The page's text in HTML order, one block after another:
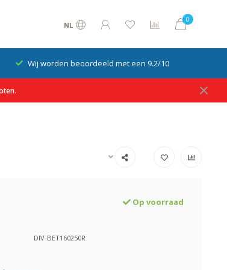
NL
0
Wij worden beoordeeld met een 9.2/10
Op voorraad
DIV-BET160250R